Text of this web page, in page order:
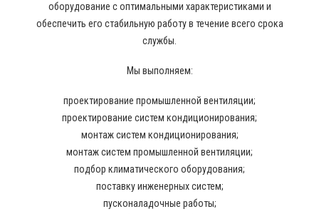
оборудование с оптимальными характеристиками и
обеспечить его стабильную работу в течение всего срока
службы.
Мы выполняем:
проектирование промышленной вентиляции;
проектирование систем кондиционирования;
монтаж систем кондиционирования;
монтаж систем промышленной вентиляции;
подбор климатического оборудования;
поставку инженерных систем;
пусконаладочные работы;